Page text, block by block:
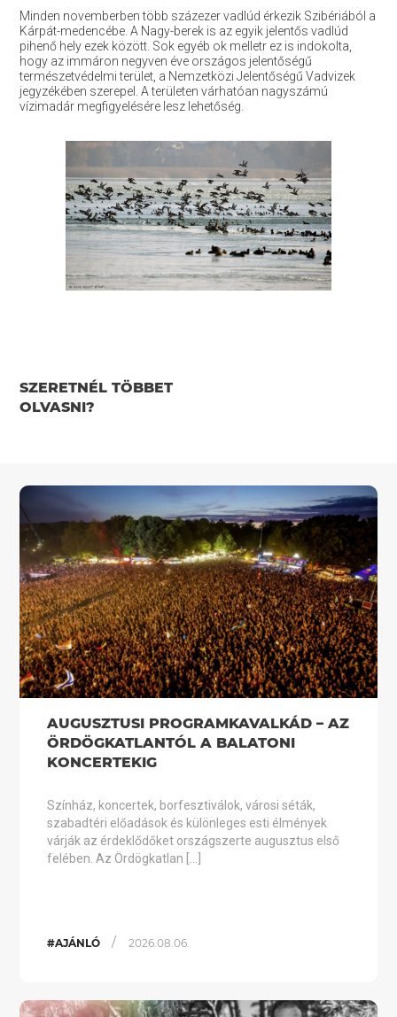
Minden novemberben több százezer vadlúd érkezik Szibériából a
Kárpát-medencébe. A Nagy-berek is az egyik jelentős vadlúd
pihenő hely ezek között. Sok egyéb ok melletr ez is indokolta,
hogy az immáron negyven éve országos jelentőségű
természetvédelmi terület, a Nemzetközi Jelentőségű Vadvizek
jegyzékében szerepel. A területen várhatóan nagyszámú
vízimadár megfigyelésére lesz lehetőség.
SZERETNÉL TÖBBET
OLVASNI?
AUGUSZTUSI PROGRAMKAVALKÁD – AZ
ÖRDÖGKATLANTÓL A BALATONI
KONCERTEKIG
Színház, koncertek, borfesztiválok, városi séták,
szabadtéri előadások és különleges esti élmények
várják az érdeklődőket országszerte augusztus első
felében. Az Ördögkatlan […]
#AJÁNLÓ / 2026.08.06.